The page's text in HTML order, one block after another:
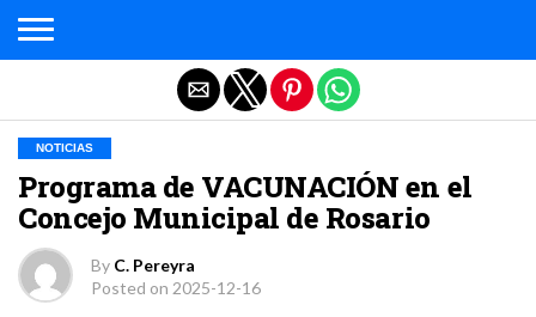
NOTICIAS
Programa de VACUNACIÓN en el
Concejo Municipal de Rosario
By C. Pereyra
Posted on 2025-12-16